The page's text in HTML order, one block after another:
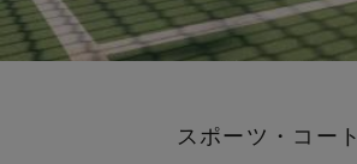
スポーツ・コート